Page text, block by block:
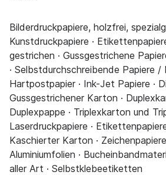
Bilderdruckpapiere, holzfrei,
Kunstdruckpapiere ·
gestrichen · Gussgestrichene
· Selbstdurchschreibende Papiere /
Hartpostpapier · Ink-Jet Papiere ·
Gussgestrichener Karton ·
Duplexpappe · Triplexkarton und
Laserdruckpapiere ·
Kaschierter Karton ·
Aluminiumfolien ·
aller Art · Selbstklebeetiketten